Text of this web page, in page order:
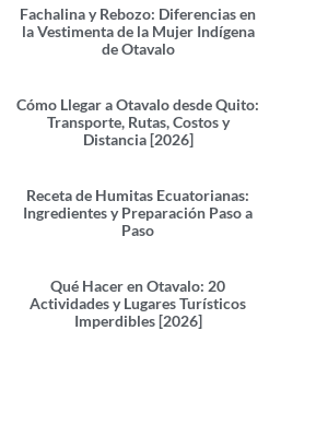
Fachalina y Rebozo: Diferencias en
la Vestimenta de la Mujer Indígena
de Otavalo
Cómo Llegar a Otavalo desde Quito:
Transporte, Rutas, Costos y
Distancia [2026]
Receta de Humitas Ecuatorianas:
Ingredientes y Preparación Paso a
Paso
Qué Hacer en Otavalo: 20
Actividades y Lugares Turísticos
Imperdibles [2026]